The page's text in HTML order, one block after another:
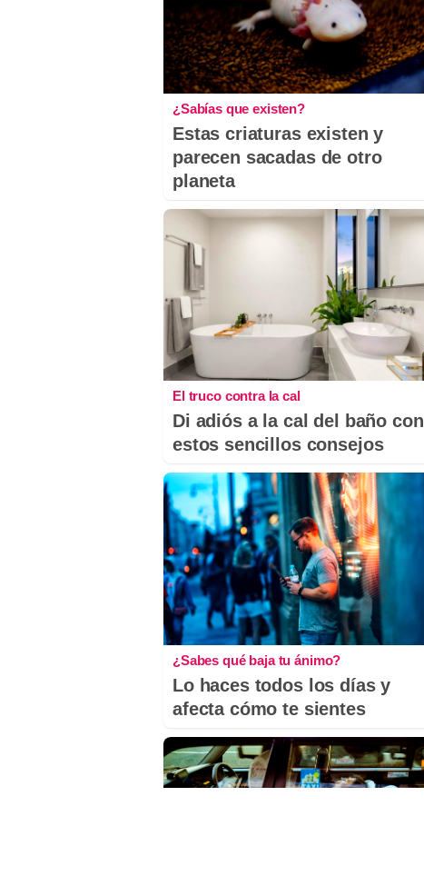
¿Sabías que existen?
Estas criaturas existen y
parecen sacadas de otro
planeta
El truco contra la cal
Di adiós a la cal del baño con
estos sencillos consejos
¿Sabes qué baja tu ánimo?
Lo haces todos los días y
afecta cómo te sientes